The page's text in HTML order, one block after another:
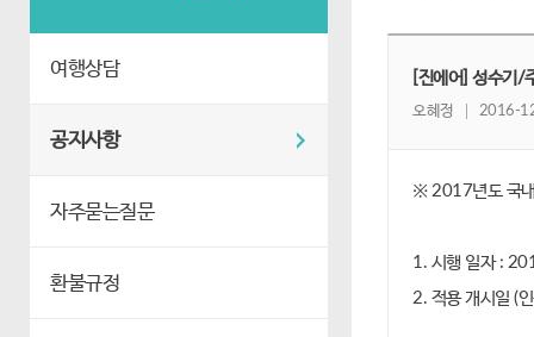
여행상담
공지사항
자주묻는질문
환불규정
[진에어] 성수기/
오혜정 2016-
※ 2017년도 국내
1. 시행 일자 :
2. 적용 개시일 (